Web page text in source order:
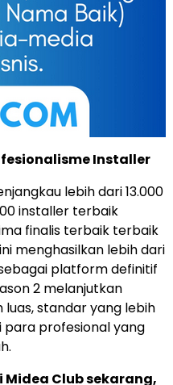
Installer
lebih dari 13.000
installer terbaik
finalis terbaik terbaik
menghasilkan lebih dari
platform definitif
2 melanjutkan
standar yang lebih
para profesional yang
Club sekarang,